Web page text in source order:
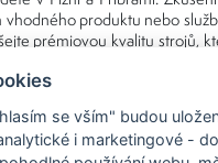
produktu nebo
prémiovou kvalitu strojů,
ale i v zaměstnání.
se vším" budou
i marketingové -